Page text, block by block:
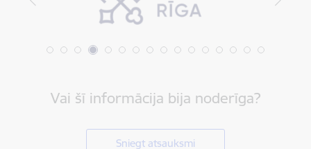
Vai šī informācija bija noderīga?
Sniegt atsauksmi